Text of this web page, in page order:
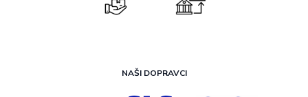
NAŠI DOPRAVCI